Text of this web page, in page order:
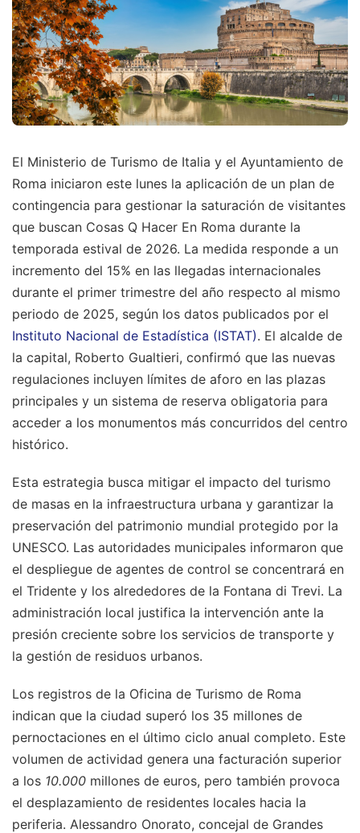
El Ministerio de Turismo de Italia y el Ayuntamiento de
Roma iniciaron este lunes la aplicación de un plan de
contingencia para gestionar la saturación de visitantes
que buscan Cosas Q Hacer En Roma durante la
temporada estival de 2026. La medida responde a un
incremento del 15% en las llegadas internacionales
durante el primer trimestre del año respecto al mismo
periodo de 2025, según los datos publicados por el
Instituto Nacional de Estadística (ISTAT). El alcalde de
la capital, Roberto Gualtieri, confirmó que las nuevas
regulaciones incluyen límites de aforo en las plazas
principales y un sistema de reserva obligatoria para
acceder a los monumentos más concurridos del centro
histórico.
Esta estrategia busca mitigar el impacto del turismo
de masas en la infraestructura urbana y garantizar la
preservación del patrimonio mundial protegido por la
UNESCO. Las autoridades municipales informaron que
el despliegue de agentes de control se concentrará en
el Tridente y los alrededores de la Fontana di Trevi. La
administración local justifica la intervención ante la
presión creciente sobre los servicios de transporte y
la gestión de residuos urbanos.
Los registros de la Oficina de Turismo de Roma
indican que la ciudad superó los 35 millones de
pernoctaciones en el último ciclo anual completo. Este
volumen de actividad genera una facturación superior
a los 10.000 millones de euros, pero también provoca
el desplazamiento de residentes locales hacia la
periferia. Alessandro Onorato, concejal de Grandes